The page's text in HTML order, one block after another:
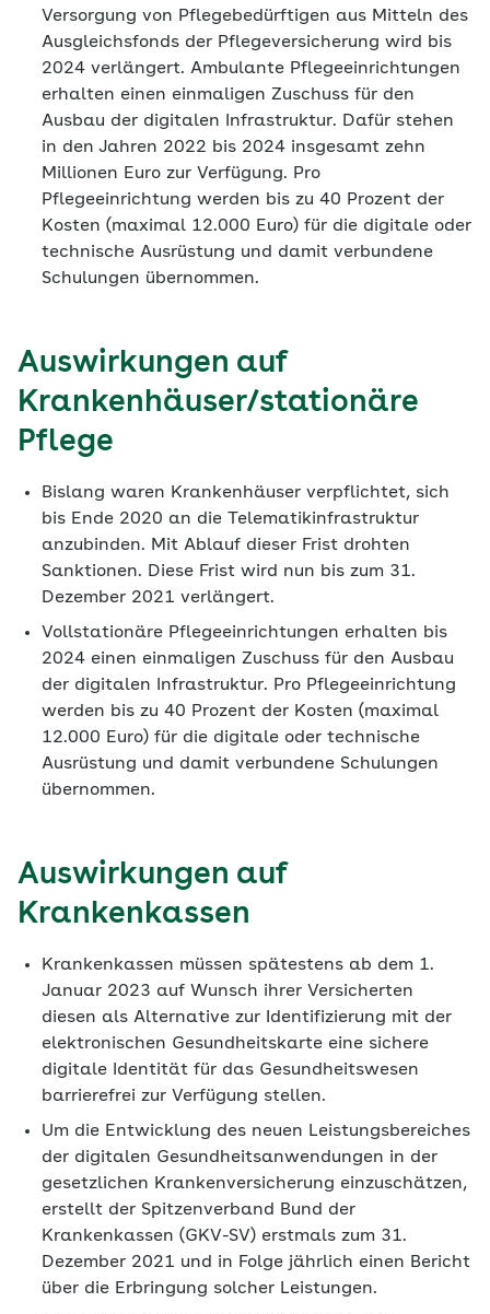
Versorgung von Pflegebedürftigen aus Mitteln des
Ausgleichsfonds der Pflegeversicherung wird bis
2024 verlängert. Ambulante Pflegeeinrichtungen
erhalten einen einmaligen Zuschuss für den
Ausbau der digitalen Infrastruktur. Dafür stehen
in den Jahren 2022 bis 2024 insgesamt zehn
Millionen Euro zur Verfügung. Pro
Pflegeeinrichtung werden bis zu 40 Prozent der
Kosten (maximal 12.000 Euro) für die digitale oder
technische Ausrüstung und damit verbundene
Schulungen übernommen.
Auswirkungen auf
Krankenhäuser/stationäre
Pflege
Bislang waren Krankenhäuser verpflichtet, sich
bis Ende 2020 an die Telematikinfrastruktur
anzubinden. Mit Ablauf dieser Frist drohten
Sanktionen. Diese Frist wird nun bis zum 31.
Dezember 2021 verlängert.
Vollstationäre Pflegeeinrichtungen erhalten bis
2024 einen einmaligen Zuschuss für den Ausbau
der digitalen Infrastruktur. Pro Pflegeeinrichtung
werden bis zu 40 Prozent der Kosten (maximal
12.000 Euro) für die digitale oder technische
Ausrüstung und damit verbundene Schulungen
übernommen.
Auswirkungen auf
Krankenkassen
Krankenkassen müssen spätestens ab dem 1.
Januar 2023 auf Wunsch ihrer Versicherten
diesen als Alternative zur Identifizierung mit der
elektronischen Gesundheitskarte eine sichere
digitale Identität für das Gesundheitswesen
barrierefrei zur Verfügung stellen.
Um die Entwicklung des neuen Leistungsbereiches
der digitalen Gesundheitsanwendungen in der
gesetzlichen Krankenversicherung einzuschätzen,
erstellt der Spitzenverband Bund der
Krankenkassen (GKV-SV) erstmals zum 31.
Dezember 2021 und in Folge jährlich einen Bericht
über die Erbringung solcher Leistungen.